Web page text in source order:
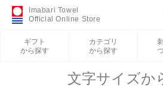
Imabari Towel
Official Online Store
ギフト
から探す
カテゴリ
から探す
文字サイズか